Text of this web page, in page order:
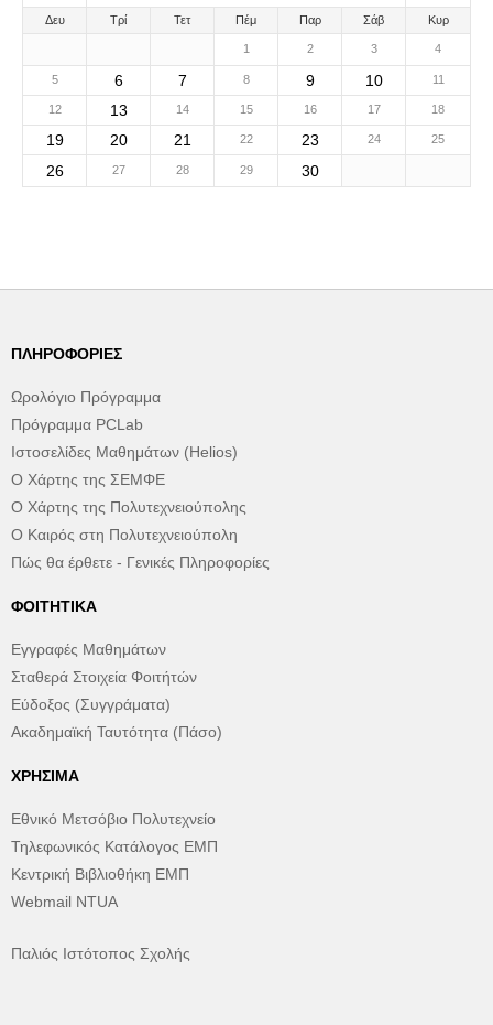
Δευ Τρί Τετ Πέμ Παρ Σάβ Κυρ
1 2 3 4
5 6 7 8 9 10 11
12 13 14 15 16 17 18
19 20 21 22 23 24 25
26 27 28 29 30
ΠΛΗΡΟΦΟΡΊΕΣ
Ωρολόγιο Πρόγραμμα
Πρόγραμμα PCLab
Ιστοσελίδες Μαθημάτων (Helios)
Ο Χάρτης της ΣΕΜΦΕ
Ο Χάρτης της Πολυτεχνειούπολης
Ο Καιρός στη Πολυτεχνειούπολη
Πώς θα έρθετε - Γενικές Πληροφορίες
ΦΟΙΤΗΤΙΚΆ
Εγγραφές Μαθημάτων
Σταθερά Στοιχεία Φοιτήτών
Εύδοξος (Συγγράματα)
Ακαδημαϊκή Ταυτότητα (Πάσο)
ΧΡΉΣΙΜΑ
Εθνικό Μετσόβιο Πολυτεχνείο
Τηλεφωνικός Κατάλογος ΕΜΠ
Κεντρική Βιβλιοθήκη ΕΜΠ
Webmail NTUA
Παλιός Ιστότοπος Σχολής